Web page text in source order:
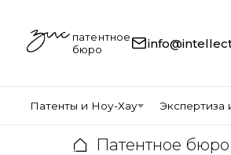
патентное
бюро
Патенты и Ноу-Хау Экспертиза
Патентное бюро